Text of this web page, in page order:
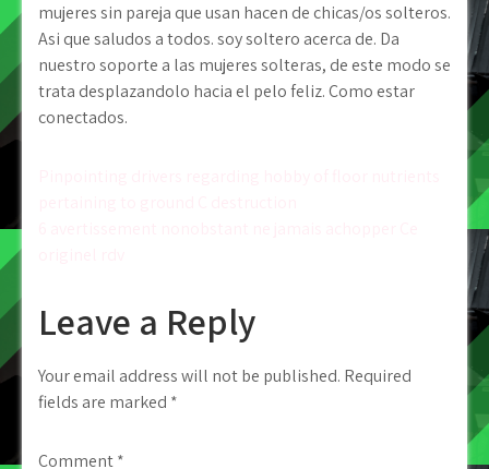
mujeres sin pareja que usan hacen de chicas/os solteros.
Asi que saludos a todos. soy soltero acerca de. Da
nuestro soporte a las mujeres solteras, de este modo se
trata desplazandolo hacia el pelo feliz. Como estar
conectados.
Leave a Reply
Your email address will not be published. Required
fields are marked *
Comment*